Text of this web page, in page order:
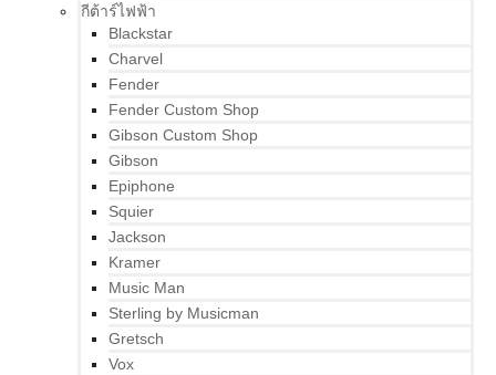
กีต้าร์ไฟฟ้า
Blackstar
Charvel
Fender
Fender Custom Shop
Gibson Custom Shop
Gibson
Epiphone
Squier
Jackson
Kramer
Music Man
Sterling by Musicman
Gretsch
Vox